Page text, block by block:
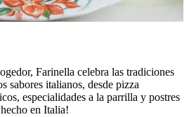
Farinella celebra las tradiciones
sabores italianos, desde pizza
especialidades a la parrilla y postres
en Italia!